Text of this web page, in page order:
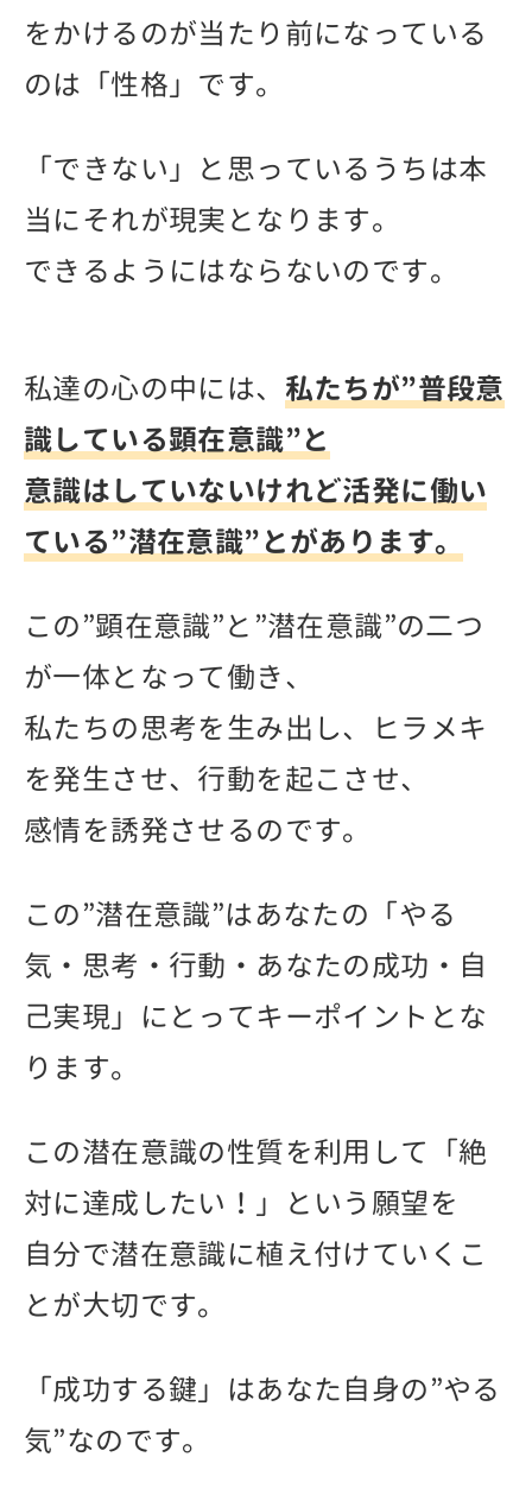
をかけるのが当たり前になっている
のは「性格」です。
「できない」と思っているうちは本
当にそれが現実となります。
できるようにはならないのです。
私達の心の中には、 私たちが”普段意
識している顕在意識”と
意識はしていないけれど活発に働い
ている”潜在意識”とがあります。
この”顕在意識”と”潜在意識”の二つ
が一体となって働き、
私たちの思考を生み出し、ヒラメキ
を発生させ、行動を起こさせ、
感情を誘発させるのです。
この”潜在意識”はあなたの「やる
気・思考・行動・あなたの成功・自
己実現」にとってキーポイントとな
ります。
この潜在意識の性質を利用して「絶
対に達成したい！」という願望を
自分で潜在意識に植え付けていくこ
とが大切です。
「成功する鍵」はあなた自身の”やる
気”なのです。